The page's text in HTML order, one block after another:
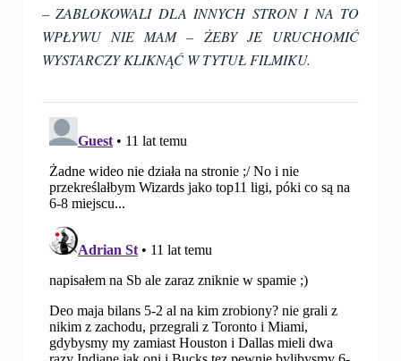
– ZABLOKOWALI DLA INNYCH STRON I NA TO
WPŁYWU NIE MAM – ŻEBY JE URUCHOMIĆ
WYSTARCZY KLIKNĄĆ W TYTUŁ FILMIKU.